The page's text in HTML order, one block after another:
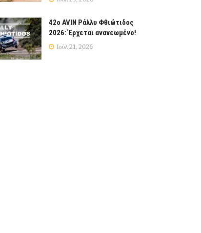
42ο AVIN Ράλλυ Φθιώτιδος
2026: Έρχεται ανανεωμένο!
Ιούλ 21, 2026